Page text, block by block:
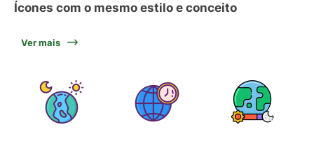
Ícones com o mesmo estilo e conceito
Ver mais